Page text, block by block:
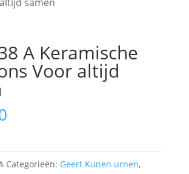
A Keramische
Voor altijd
Categorieën: Geert Kunen urnen,